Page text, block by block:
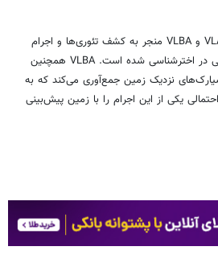
داده‌های جمع‌آوری شده توسط VLA و VLBA منجر به کشف تئوری‌ها و اجرام
جدید، و گشوده شدن فصل نوینی در اخترشناسی شده است. VLBA همچنین
نزدیک زمین جمع‌آوری می‌کند که به
یکی از این اجرام را با زمین پیش‌بینی